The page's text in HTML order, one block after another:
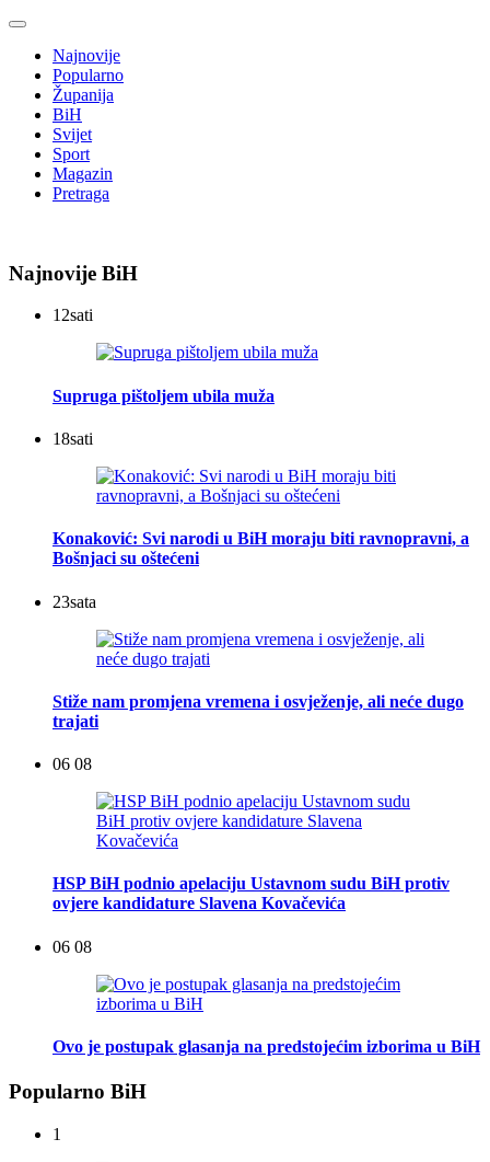
Najnovije
Popularno
Županija
BiH
Svijet
Sport
Magazin
Pretraga
Najnovije BiH
12sati
Supruga pištoljem ubila muža
18sati
Konaković: Svi narodi u BiH moraju biti ravnopravni, a
Bošnjaci su oštećeni
23sata
Stiže nam promjena vremena i osvježenje, ali neće dugo
trajati
06 08
HSP BiH podnio apelaciju Ustavnom sudu BiH protiv
ovjere kandidature Slavena Kovačevića
06 08
Ovo je postupak glasanja na predstojećim izborima u BiH
Popularno BiH
1